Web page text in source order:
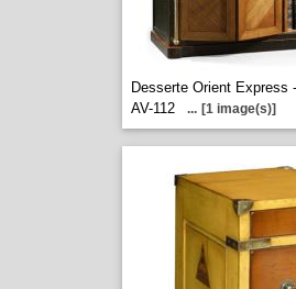
Desserte Orient Express -
AV-112
... [1 image(s)]